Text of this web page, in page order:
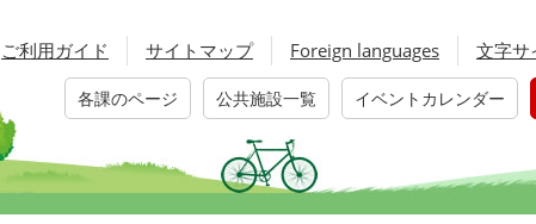
ご利用ガイド サイトマップ Foreign languages 文字サ
各課のページ 公共施設一覧 イベントカレンダー